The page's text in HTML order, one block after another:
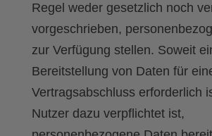
Regel weder gesetzlich noch
vorgeschrieben,
zur Verfügung stellen. Soweit
Bereitstellung von Daten für
Vertragsabschluss erforderlich
Nutzer dazu verpflichtet ist,